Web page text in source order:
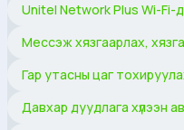
Unitel Network Plus Wi-Fi-
Мессэж хязгаарлах,
Гар утасны цаг
Давхар дуудлага хүлээн